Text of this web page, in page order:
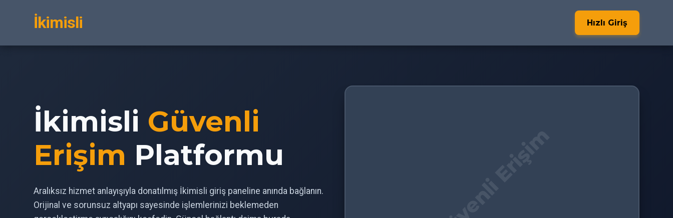
İkimisli Hızlı Giriş
İkimisli Güvenli
Erişim Platformu
Aralıksız hizmet anlayışıyla donatılmış İkimisli giriş paneline anında bağlanın.
Orijinal ve sorunsuz altyapı sayesinde işlemlerinizi beklemeden